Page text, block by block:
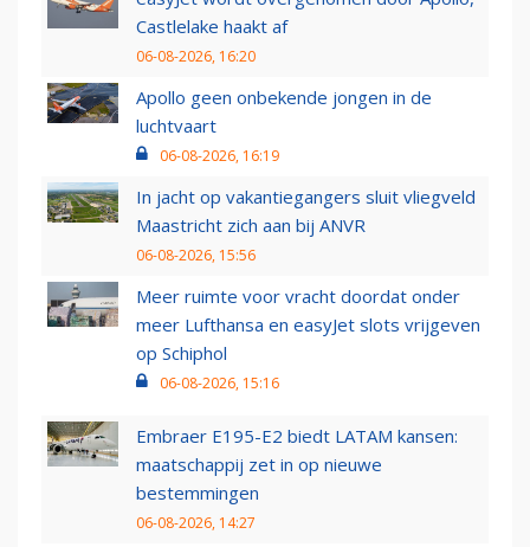
Castlelake haakt af
06-08-2026, 16:20
Apollo geen onbekende jongen in de
luchtvaart
06-08-2026, 16:19
In jacht op vakantiegangers sluit vliegveld
Maastricht zich aan bij ANVR
06-08-2026, 15:56
Meer ruimte voor vracht doordat onder
meer Lufthansa en easyJet slots vrijgeven
op Schiphol
06-08-2026, 15:16
Embraer E195-E2 biedt LATAM kansen:
maatschappij zet in op nieuwe
bestemmingen
06-08-2026, 14:27